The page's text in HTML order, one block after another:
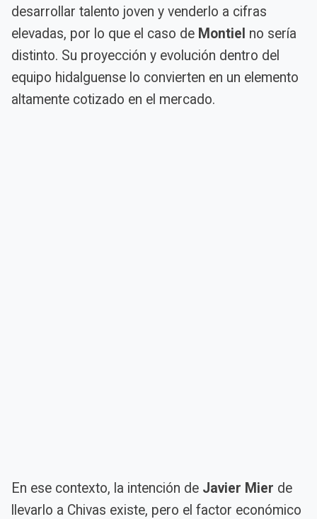
desarrollar talento joven y venderlo a cifras
elevadas, por lo que el caso de Montiel no sería
distinto. Su proyección y evolución dentro del
equipo hidalguense lo convierten en un elemento
altamente cotizado en el mercado.
En ese contexto, la intención de Javier Mier de
llevarlo a Chivas existe, pero el factor económico